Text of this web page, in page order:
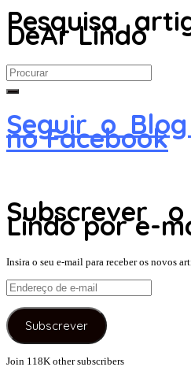
Pesquisa
DeAr Lindo
Search
for:
Seguir o
no Facebook
Subscrever
Lindo por e-
Insira o seu e-mail para receber os novos
Endereço
de
e-
mail
Subscrever
Join 118K other subscribers